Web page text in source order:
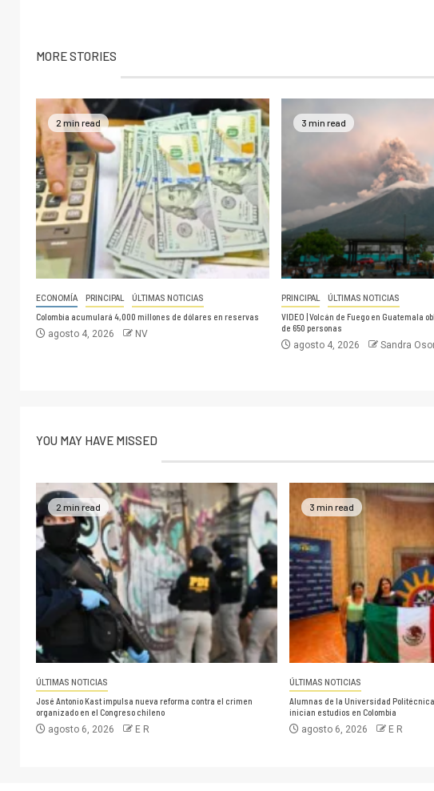
MORE STORIES
2 min read
ECONOMÍA PRINCIPAL ÚLTIMAS NOTICIAS
Colombia acumulará 4,000 millones de dólares en reservas
agosto 4, 2026 NV
3 min read
PRINCIPAL ÚLTIMAS NOTICIAS
VIDEO | Volcán de Fuego en Guatemala
de 650 personas
agosto 4, 2026 Sandra
YOU MAY HAVE MISSED
2 min read
ÚLTIMAS NOTICIAS
José Antonio Kast impulsa nueva reforma contra el crimen
organizado en el Congreso chileno
agosto 6, 2026 E R
3 min read
ÚLTIMAS NOTICIAS
Alumnas de la Universidad
inician estudios en Colombia
agosto 6, 2026 E R